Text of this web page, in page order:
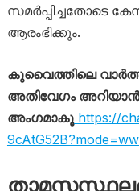
സമർപ്പിച്ചതോടെ
ആരംഭിക്കും.
കുവൈത്തിലെ
അതിവേഗം
അംഗമാകൂhttps://